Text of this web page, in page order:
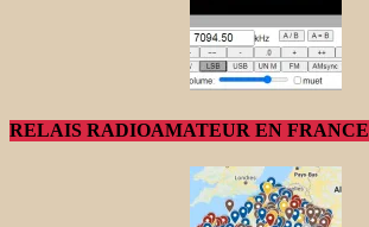
RELAIS RADIOAMATEUR EN FRANCE